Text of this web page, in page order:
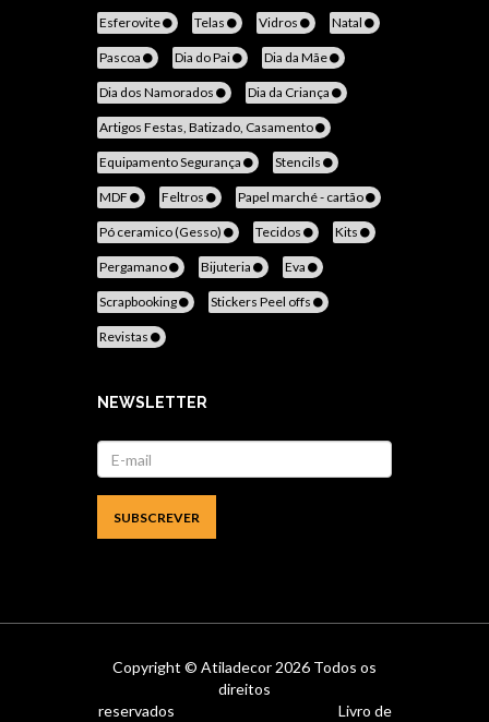
Esferovite Telas Vidros Natal
Pascoa Dia do Pai Dia da Mãe
Dia dos Namorados Dia da Criança
Artigos Festas, Batizado, Casamento
Equipamento Segurança Stencils
MDF Feltros Papel marché - cartão
Pó ceramico (Gesso) Tecidos Kits
Pergamano Bijuteria Eva
Scrapbooking Stickers Peel offs
Revistas
NEWSLETTER
Copyright © Atiladecor 2026 Todos os
direitos
reservados
Livro de